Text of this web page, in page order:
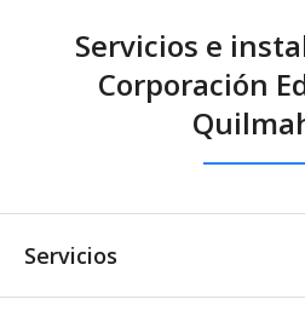
Servicios e
Corporación
Servicios